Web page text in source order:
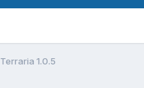
Terraria 1.0.5